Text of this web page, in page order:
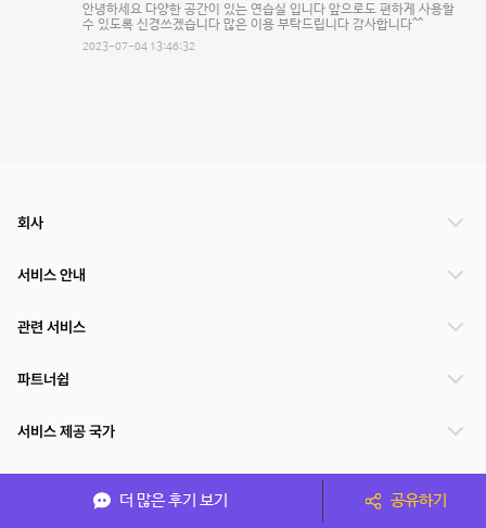
안녕하세요 다양한 공간이 있는 연습실 입니다 앞으로도 편하게 사용할
수 있도록 신경쓰겠습니다 많은 이용 부탁드립니다 감사합니다^^
2023-07-04 13:46:32
더 많은 후기 보기 공유하기
회사
서비스 안내
관련 서비스
파트너쉽
서비스 제공 국가
(주)NSPACE 사업자정보